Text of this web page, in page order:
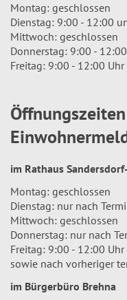
Montag: geschlossen
Dienstag: 9:00 - 12:00
Mittwoch: geschlossen
Donnerstag: 9:00 -
Freitag: 9:00 - 12:00 Uhr
Öffnungszeiten
im Rathaus
Montag: geschlossen
Dienstag: nur nach
Mittwoch: geschlossen
Donnerstag: nur nach
Freitag: 9:00 - 12:00 Uhr
sowie nach vorheriger
im Bürgerbüro Brehna